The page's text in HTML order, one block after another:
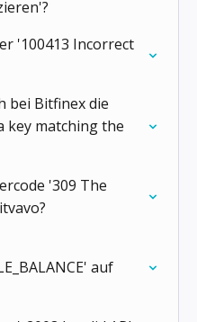
'100413 Incorrect
bei Bitfinex die
key matching the
'309 The
auf